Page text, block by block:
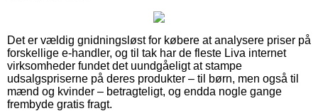
Det er vældig gnidningsløst for købere at analysere priser på
forskellige e-handler, og til tak har de fleste Liva internet
virksomheder fundet det uundgåeligt at stampe
udsalgspriserne på deres produkter – til børn, men også til
mænd og kvinder – betragteligt, og endda nogle gange
frembyde gratis fragt.